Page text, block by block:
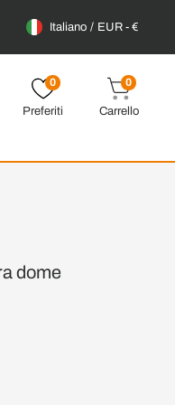
Italiano EUR - €
0
Preferiti
0
Carrello
dome